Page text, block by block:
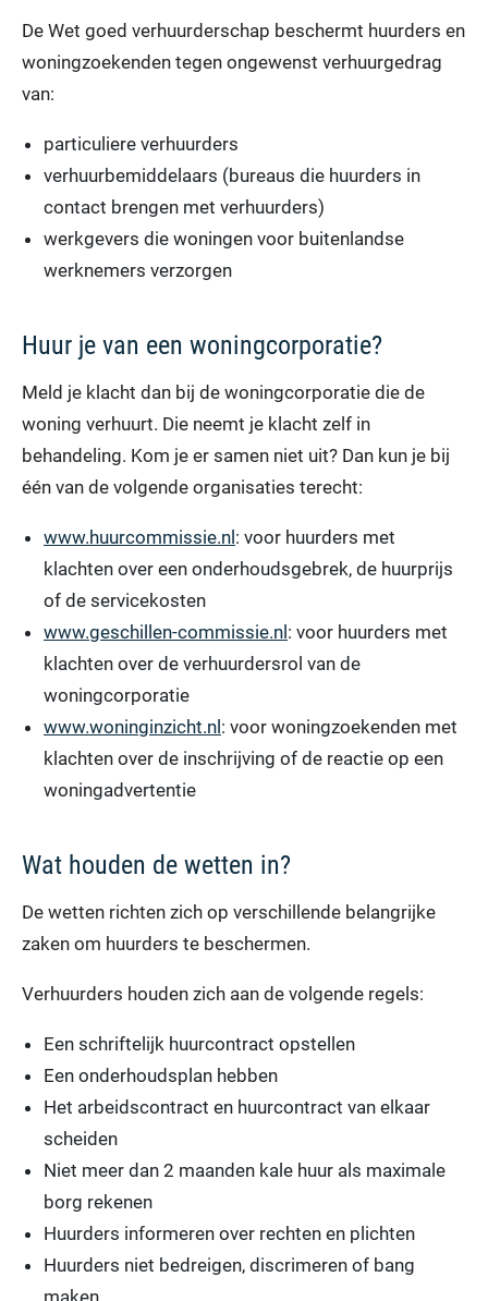
De Wet goed verhuurderschap beschermt huurders en
woningzoekenden tegen ongewenst verhuurgedrag
van:
particuliere verhuurders
verhuurbemiddelaars (bureaus die huurders in
contact brengen met verhuurders)
werkgevers die woningen voor buitenlandse
werknemers verzorgen
Huur je van een woningcorporatie?
Meld je klacht dan bij de woningcorporatie die de
woning verhuurt. Die neemt je klacht zelf in
behandeling. Kom je er samen niet uit? Dan kun je bij
één van de volgende organisaties terecht:
www.huurcommissie.nl: voor huurders met
klachten over een onderhoudsgebrek, de huurprijs
of de servicekosten
www.geschillen-commissie.nl: voor huurders met
klachten over de verhuurdersrol van de
woningcorporatie
www.woninginzicht.nl: voor woningzoekenden met
klachten over de inschrijving of de reactie op een
woningadvertentie
Wat houden de wetten in?
De wetten richten zich op verschillende belangrijke
zaken om huurders te beschermen.
Verhuurders houden zich aan de volgende regels:
Een schriftelijk huurcontract opstellen
Een onderhoudsplan hebben
Het arbeidscontract en huurcontract van elkaar
scheiden
Niet meer dan 2 maanden kale huur als maximale
borg rekenen
Huurders informeren over rechten en plichten
Huurders niet bedreigen, discrimeren of bang
maken